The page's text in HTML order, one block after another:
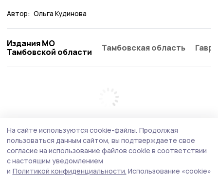
Автор: Ольга Кудинова
Издания МО
Тамбовской области
Тамбовская область
На сайте используются cookie-файлы. Продолжая
пользоваться данным сайтом, вы подтверждаете свое
согласие на использование файлов cookie в соответствии
с настоящим уведомлением
и Политикой конфиденциальности. Использование «cookie»